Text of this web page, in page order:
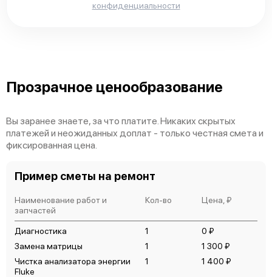
конфиденциальности
Прозрачное ценообразование
Вы заранее знаете, за что платите. Никаких скрытых
платежей и неожиданных доплат - только честная смета и
фиксированная цена.
Пример сметы на ремонт
Наименование работ и
запчастей
Кол-во Цена, ₽
Диагностика 1
0 ₽
Замена матрицы
1
1 300 ₽
Чистка анализатора энергии
Fluke
1 1 400 ₽